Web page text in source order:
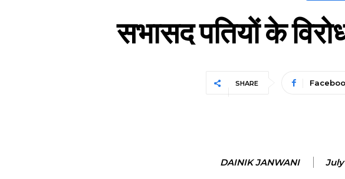
सभासद पतियों के
SHARE
DAINIK JANWANI July